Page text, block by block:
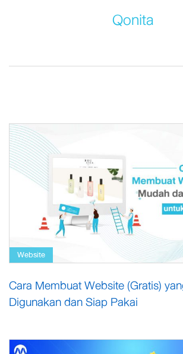
Qonita
Website
Cara Membuat Website (Gratis)
Digunakan dan Siap Pakai